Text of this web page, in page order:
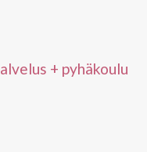
+ pyhäkoulu